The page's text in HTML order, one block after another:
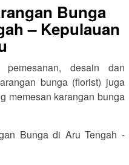
Bunga
– Kepulauan
pemesanan, desain dan
bunga (florist) juga
memesan karangan bunga